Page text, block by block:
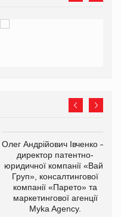
Олег Андрійович Івченко —
директор патентно-
юридичної компанії «Вайз
Груп», консалтингової
компанії «Парето» та
маркетингової агенції
Myka Agency.